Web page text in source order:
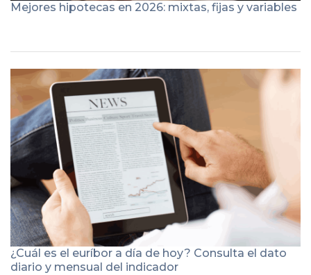
Mejores hipotecas en 2026: mixtas, fijas y variables
¿Cuál es el euríbor a día de hoy? Consulta el dato
diario y mensual del indicador